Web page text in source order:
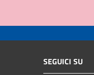
SEGUICI SU